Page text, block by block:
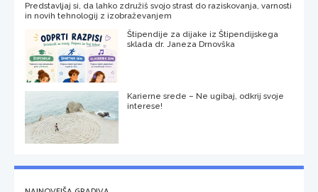
Predstavljaj si, da lahko združiš svojo strast do raziskovanja, varnosti
in novih tehnologij z izobraževanjem
Štipendije za dijake iz Štipendijskega
sklada dr. Janeza Drnovška
Karierne srede – Ne ugibaj, odkrij svoje
interese!